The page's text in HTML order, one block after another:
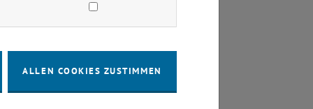
ALLEN COOKIES ZUSTIMMEN